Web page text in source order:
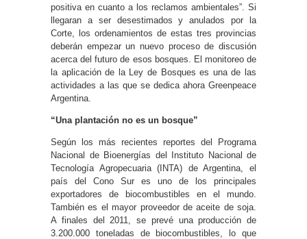
positiva en cuanto a los reclamos ambientales”. Si
llegaran a ser desestimados y anulados por la
Corte, los ordenamientos de estas tres provincias
deberán empezar un nuevo proceso de discusión
acerca del futuro de esos bosques. El monitoreo de
la aplicación de la Ley de Bosques es una de las
actividades a las que se dedica ahora Greenpeace
Argentina.
“Una plantación no es un bosque”
Según los más recientes reportes del Programa
Nacional de Bioenergías del Instituto Nacional de
Tecnología Agropecuaria (INTA) de Argentina, el
país del Cono Sur es uno de los principales
exportadores de biocombustibles en el mundo.
También es el mayor proveedor de aceite de soja.
A finales del 2011, se prevé una producción de
3.200.000 toneladas de biocombustibles, lo que